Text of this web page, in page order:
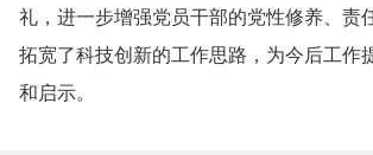
礼，进一步增强党员干部的党性修养、责
拓宽了科技创新的工作思路，为今后工作
和启示。